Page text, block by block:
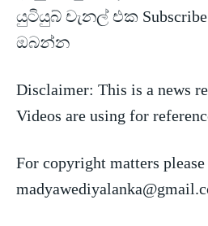
යුටියුබ් චැනල් එක
ඔබන්න
Disclaimer: This is a news
Videos are using for
For copyright matters